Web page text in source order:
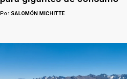
Por SALOMÓN MICHITTE